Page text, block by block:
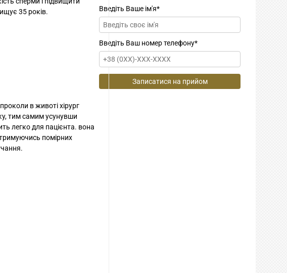
35 років.
в животі хірург
тим самим усунувши
легко для пацієнта. вона
помірних
Введіть Ваше ім'я*
Введіть Ваш номер телефону*